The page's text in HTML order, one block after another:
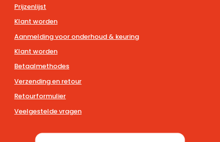
Prijzenlijst
Klant worden
Aanmelding voor onderhoud & keuring
Klant worden
Betaalmethodes
Verzending en retour
Retourformulier
Veelgestelde vragen